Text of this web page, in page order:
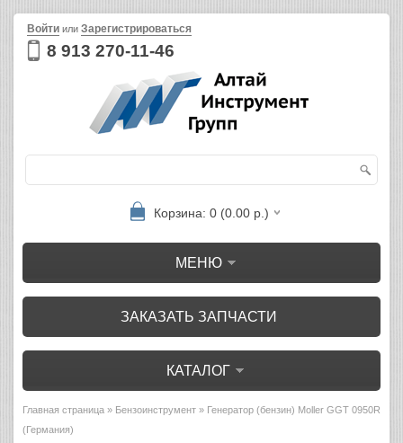
8 913 270-11-46
Войти или Зарегистрироваться
Корзина: 0 (0.00 р.)
МЕНЮ
ЗАКАЗАТЬ ЗАПЧАСТИ
КАТАЛОГ
Главная страница » Бензоинструмент » Генератор (бензин) Moller GGT 0950R
(Германия)